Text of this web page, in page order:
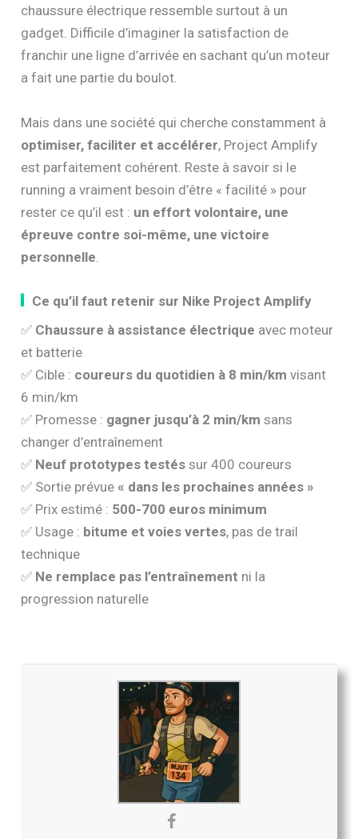
chaussure électrique ressemble surtout à un
gadget. Difficile d’imaginer la satisfaction de
franchir une ligne d’arrivée en sachant qu’un moteur
a fait une partie du boulot.
Mais dans une société qui cherche constamment à
optimiser, faciliter et accélérer, Project Amplify
est parfaitement cohérent. Reste à savoir si le
running a vraiment besoin d’être « facilité » pour
rester ce qu’il est : un effort volontaire, une
épreuve contre soi-même, une victoire
personnelle
Ce qu’il faut retenir sur Nike Project Amplify
✅ Chaussure à assistance électrique avec moteur
et batterie
✅ Cible : coureurs du quotidien à 8 min/km visant
6 min/km
✅ Promesse : gagner jusqu’à 2 min/km sans
changer d’entraînement
✅ Neuf prototypes testés sur 400 coureurs
✅ Sortie prévue« dans les prochaines années »
✅ Prix estimé : 500-700 euros minimum
✅ Usage : bitume et voies vertes, pas de trail
technique
✅ Ne remplace pas l’entraînement ni la
progression naturelle